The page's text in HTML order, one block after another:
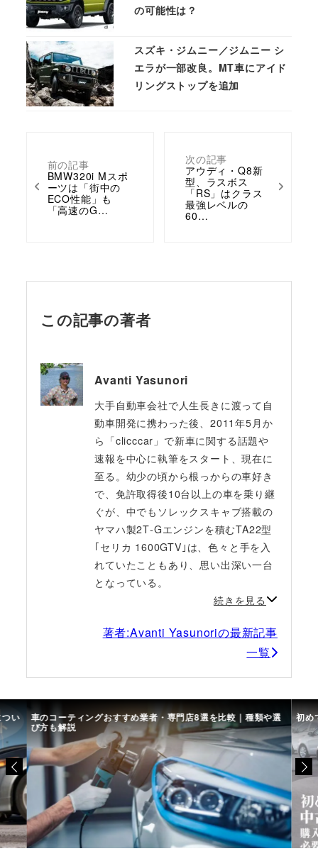
前の記事
BMW320i Mスポ
ーツは「街中の
ECO性能」も
「高速のG…
次の記事
アウディ・Q8新
型、ラスボス
「RS」はクラス
最強レベルの
60…
の可能性は？
スズキ・ジムニー／ジムニー シ
エラが一部改良。MT車にアイド
リングストップを追加
この記事の著者
Avanti Yasunori
大手自動車会社で人生長きに渡って自
動車開発に携わった後、2011年5月か
ら「clicccar」で新車に関する話題や
速報を中心に執筆をスタート、現在に
至る。幼少の頃から根っからの車好き
で、免許取得後10台以上の車を乗り継
ぐが、中でもソレックスキャブ搭載の
ヤマハ製2T‐Gエンジンを積むTA22型
｢セリカ 1600GTV｣は、色々と手を入
れていたこともあり、思い出深い一台
となっている。
続きを見る
著者:Avanti Yasunoriの最新記事
一覧
い 車のコーティングおすすめ業者・専門店8選を比較｜種類や選
び方も解説
初め